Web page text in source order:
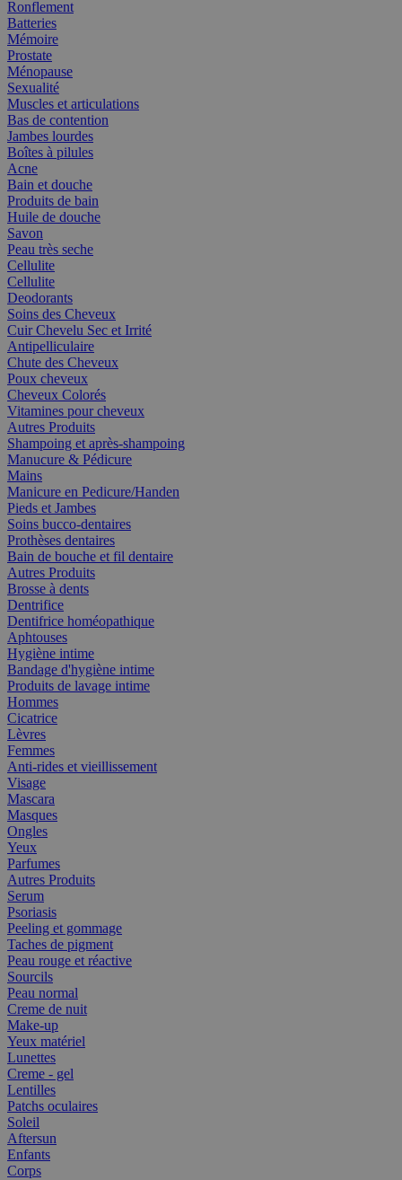
Ronflement
Batteries
Mémoire
Prostate
Ménopause
Sexualité
Muscles et articulations
Bas de contention
Jambes lourdes
Boîtes à pilules
Acne
Bain et douche
Produits de bain
Huile de douche
Savon
Peau très seche
Cellulite
Cellulite
Deodorants
Soins des Cheveux
Cuir Chevelu Sec et Irrité
Antipelliculaire
Chute des Cheveux
Poux cheveux
Cheveux Colorés
Vitamines pour cheveux
Autres Produits
Shampoing et après-shampoing
Manucure & Pédicure
Mains
Manicure en Pedicure/Handen
Pieds et Jambes
Soins bucco-dentaires
Prothèses dentaires
Bain de bouche et fil dentaire
Autres Produits
Brosse à dents
Dentrifice
Dentifrice homéopathique
Aphtouses
Hygiène intime
Bandage d'hygiène intime
Produits de lavage intime
Hommes
Cicatrice
Lèvres
Femmes
Anti-rides et vieillissement
Visage
Mascara
Masques
Ongles
Yeux
Parfumes
Autres Produits
Serum
Psoriasis
Peeling et gommage
Taches de pigment
Peau rouge et réactive
Sourcils
Peau normal
Creme de nuit
Make-up
Yeux matériel
Lunettes
Creme - gel
Lentilles
Patchs oculaires
Soleil
Aftersun
Enfants
Corps